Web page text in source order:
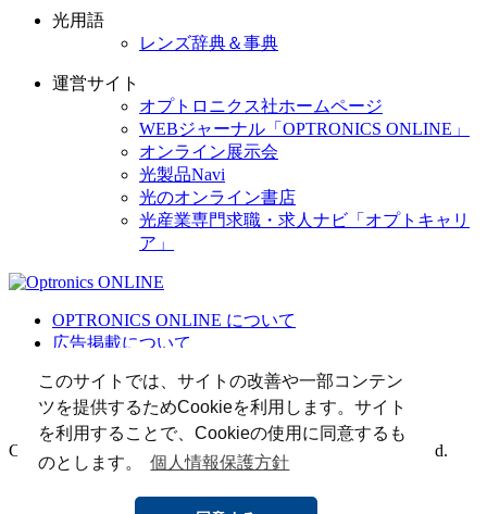
このサイトでは、サイトの改善や一部コンテン
ツを提供するためCookieを利用します。サイト
を利用することで、Cookieの使用に同意するも
のとします。
個人情報保護方針
光用語
レンズ辞典＆事典
運営サイト
オプトロニクス社ホームページ
WEBジャーナル「OPTRONICS ONLINE」
オンライン展示会
光製品Navi
光のオンライン書店
光産業専門求職・求人ナビ「オプトキャリ
ア」
OPTRONICS ONLINE について
広告掲載について
個人情報
光関連リンク集
Copyright (C) 2025 The Optronics Co., Ltd. All rights reserved.